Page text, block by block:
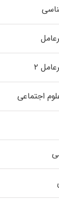
۲
اجتماعی